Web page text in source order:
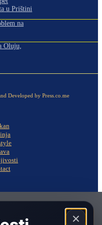
u Prištini
na
Oluju,
Developed by Press.co.me
×